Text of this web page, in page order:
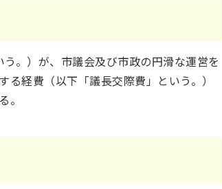
。）が、市議会及び市政の円滑な運営を
経費（以下「議長交際費」という。）
。